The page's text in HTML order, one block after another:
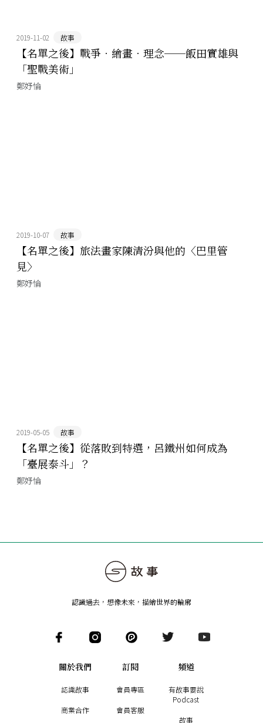
2019-11-02 故事
【名單之後】戰爭．繪畫．理念──飯田實雄與
「聖戰美術」
鄭妤惀
2019-10-07 故事
【名單之後】旅法畫家陳清汾與他的〈巴里管
見〉
鄭妤惀
2019-05-05 故事
【名單之後】從落敗到特選，呂鐵州如何成為
「臺展泰斗」？
鄭妤惀
認識過去，想像未來 ， 描繪世界的輪廓
關於我們
認識故事
商業合作
訂閱
會員專區
會員客服
頻道
有故事要說
Podcast
故事